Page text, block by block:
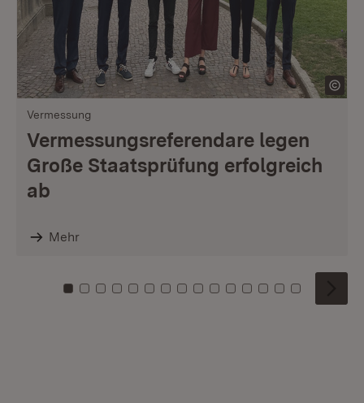
Vermessung
Vermessungsreferendare legen
Große Staatsprüfung erfolgreich
ab
Mehr
Zu Kachel: 0
Zu Kachel: 1
Zu Kachel: 2
Zu Kachel: 3
Zu Kachel: 4
Zu Kachel: 5
Zu Kachel: 6
Zu Kachel: 7
Zu Kachel: 8
Zu Kachel: 9
Zu Kachel: 10
Zu Kachel: 11
Zu Kachel: 12
Zu Kachel:
Zu